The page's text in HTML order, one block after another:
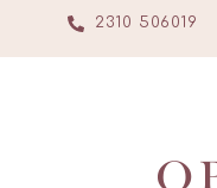
2310 506019